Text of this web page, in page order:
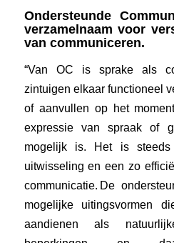
Ondersteunde
verzamelnaam voor
van communiceren.
“Van OC is sprake als
zintuigen elkaar functioneel
of aanvullen op het
expressie van spraak of
mogelijk is. Het is steeds
uitwisseling en een zo
communicatie. De
mogelijke uitingsvormen
aandienen als